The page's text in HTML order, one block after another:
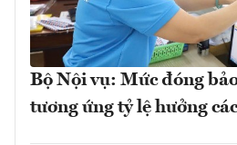
Bộ Nội vụ: Mức đóng
tương ứng tỷ lệ hưởng